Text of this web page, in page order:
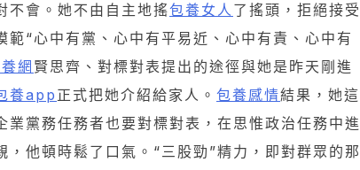
不會。她不由自主地搖包養女人 了搖頭，拒絕接受
“心中有黨、心中有平易近、心中有責、心中有
網 賢思齊、對標對表提出的途徑與她是昨天剛進
養app正式把她介紹給家人。 包養感情結果，她這
業黨務任務者也要對標對表，在思惟政治任務中進
他頓時鬆了口氣。“三股勁”精力，即對群眾的那